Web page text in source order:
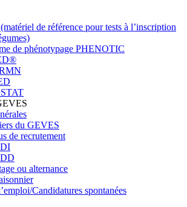
de référence pour tests à l’inscription
de phénotypage PHENOTIC
du GEVES
de recrutement
ou alternance
Candidatures spontanées